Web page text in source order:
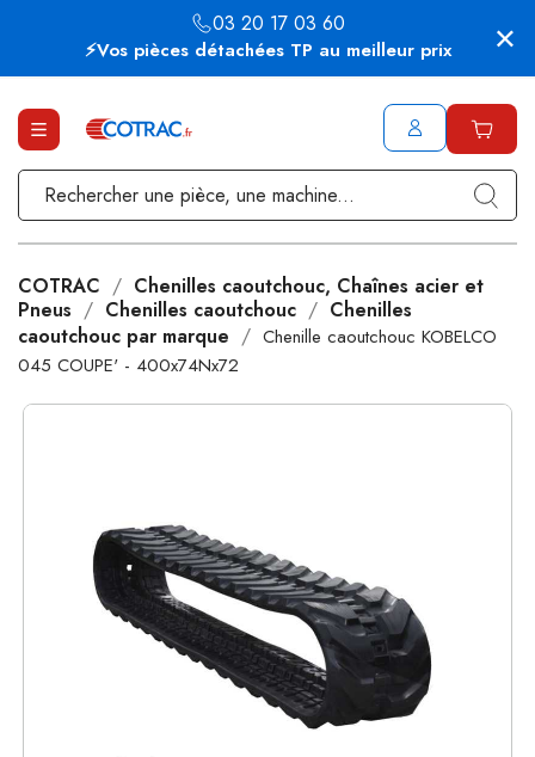
⚡Vos pièces détachées TP au meilleur prix
03 20 17 03 60
COTRAC
Chenilles caoutchouc, Chaînes acier et
Pneus
Chenilles caoutchouc
Chenilles
caoutchouc par marque
Chenille caoutchouc KOBELCO
045 COUPE' - 400x74Nx72